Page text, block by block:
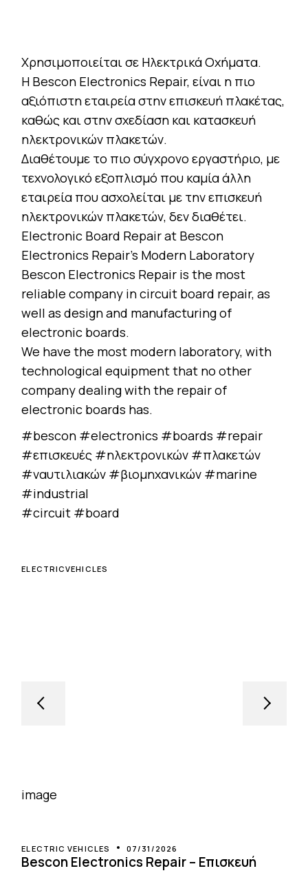
Χρησιμοποιείται σε Ηλεκτρικά Οχήματα.
Η Bescon Electronics Repair, είναι η πιο
αξιόπιστη εταιρεία στην επισκευή πλακέτας,
καθώς και στην σχεδίαση και κατασκευή
ηλεκτρονικών πλακετών.
Διαθέτουμε το πιο σύγχρονο εργαστήριο, με
τεχνολογικό εξοπλισμό που καμία άλλη
εταιρεία που ασχολείται με την επισκευή
ηλεκτρονικών πλακετών, δεν διαθέτει.
Electronic Board Repair at Bescon
Electronics Repair’s Modern Laboratory
Bescon Electronics Repair is the most
reliable company in circuit board repair, as
well as design and manufacturing of
electronic boards.
We have the most modern laboratory, with
technological equipment that no other
company dealing with the repair of
electronic boards has.
#bescon #electronics #boards #repair
#επισκευές #ηλεκτρονικών #πλακετών
#ναυτιλιακών #βιομηχανικών #marine
#industrial
#circuit #board
ELECTRICVEHICLES
ELECTRIC VEHICLES 07/31/2026
Bescon Electronics Repair – Επισκευή